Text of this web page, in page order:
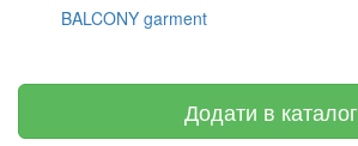
BALCONY garment
Додати в каталог